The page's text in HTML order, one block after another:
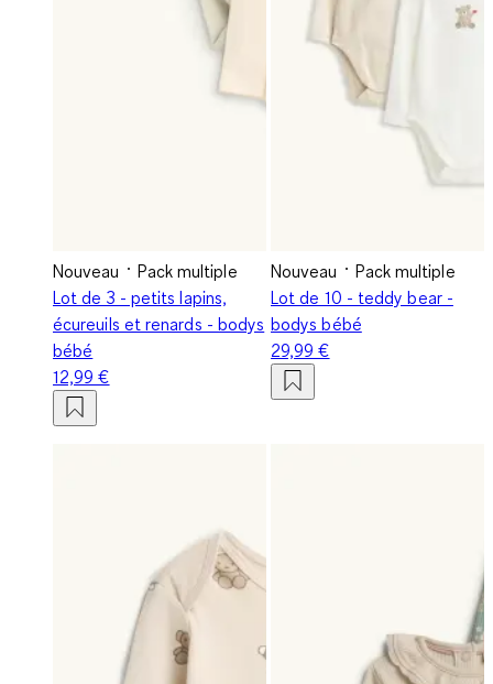
Nouveau
Pack multiple
Lot de 3 - petits lapins,
écureuils et renards - bodys
bébé
12,99 €
Nouveau
Pack multiple
Lot de 10 - teddy bear -
bodys bébé
29,99 €